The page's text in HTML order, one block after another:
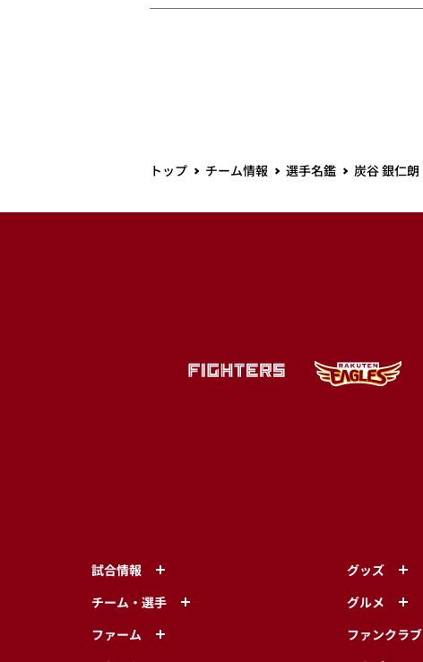
トップ チーム情報 選手名鑑 炭谷 銀仁朗
試合情報
チーム・選手
ファーム
グッズ
グルメ
ファンクラブ